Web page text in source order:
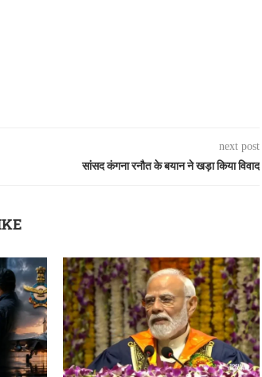
next post
सांसद कंगना रनौत के बयान ने खड़ा किया विवाद